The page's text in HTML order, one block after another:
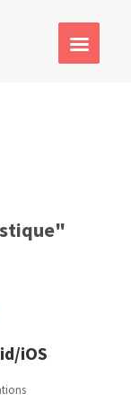
iOS